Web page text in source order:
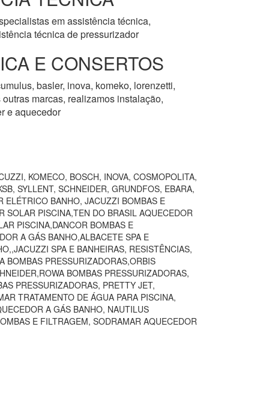
em assistência técnica,
técnica de pressurizador
E CONSERTOS
basler, inova, komeko, lorenzetti,
marcas, realizamos instalação,
e aquecedor
KOMECO, BOSCH, INOVA, COSMOPOLITA,
SYLLENT, SCHNEIDER, GRUNDFOS, EBARA,
ELÉTRICO BANHO, JACUZZI BOMBAS E
SOLAR PISCINA,TEN DO BRASIL AQUECEDOR
PISCINA,DANCOR BOMBAS E
A GÁS BANHO,ALBACETE SPA E
SPA E BANHEIRAS, RESISTÊNCIAS,
BOMBAS PRESSURIZADORAS,ORBIS
BOMBAS PRESSURIZADORAS,
PRESSURIZADORAS, PRETTY JET,
TRATAMENTO DE ÁGUA PARA PISCINA,
A GÁS BANHO, NAUTILUS
E FILTRAGEM, SODRAMAR AQUECEDOR